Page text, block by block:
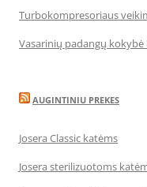
Turbokompresoriaus
Vasarinių padangų
AUGINTINIU PREKES
Josera Classic katėms
Josera sterilizuotoms